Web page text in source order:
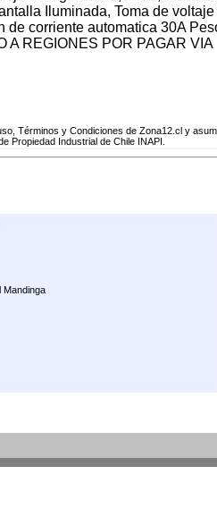
Iluminada, Toma de
corriente automatica 30A
A REGIONES POR PAGAR VIA
Términos y Condiciones de Zona12.cl y
Propiedad Industrial de Chile INAPI.
Mandinga